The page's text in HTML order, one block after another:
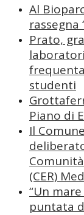
Al
rassegna
Prato,
studenti
Piano di
Il
(CER)
“Un
puntata